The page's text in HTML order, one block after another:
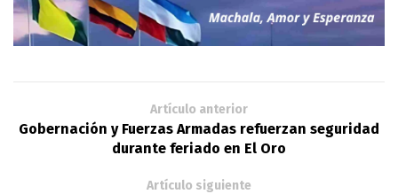
Artículo anterior
Gobernación y Fuerzas Armadas refuerzan seguridad
durante feriado en El Oro
Artículo siguiente